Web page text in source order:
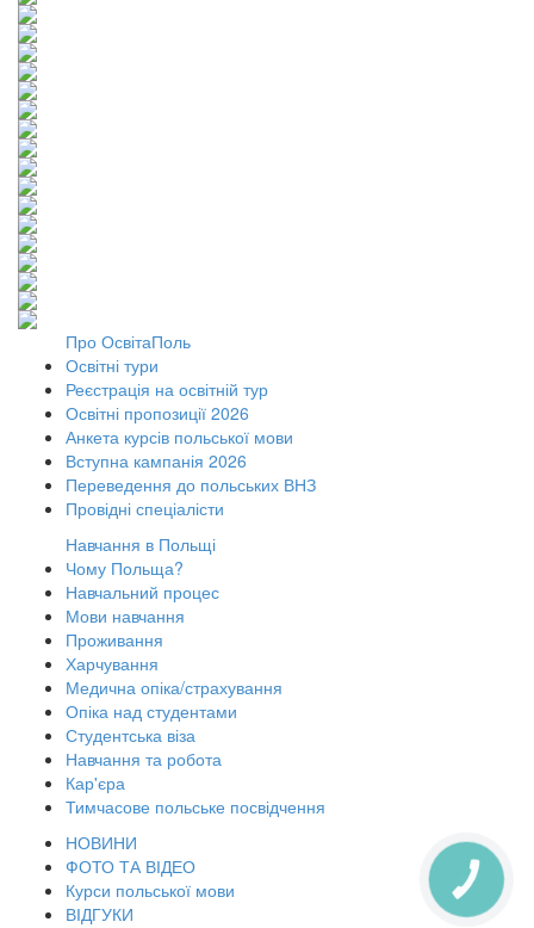
Про ОсвітаПоль
Освітні тури
Реєстрація на освітній тур
Освітні пропозиції 2026
Анкета курсів польської мови
Вступна кампанія 2026
Переведення до польських ВНЗ
Провідні спеціалісти
Навчання в Польщі
Чому Польща?
Навчальний процес
Мови навчання
Проживання
Харчування
Медична опіка/страхування
Опіка над студентами
Студентська віза
Навчання та робота
Кар'єра
Тимчасове польське посвідчення
НОВИНИ
ФОТО ТА ВІДЕО
Курси польської мови
ВІДГУКИ
КНОПКА
ЗВ'ЯЗКУ